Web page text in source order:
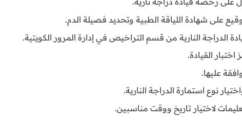
على شهادة اللياقة الطبية وتحديد فصيلة الدم.
الدراجة النارية من قسم التراخيص في إدارة المرور الكويتية.
القيادة.
عليها.
نوع استمارة الدراجة النارية.
لاختيار تاريخ ووقت مناسبين.